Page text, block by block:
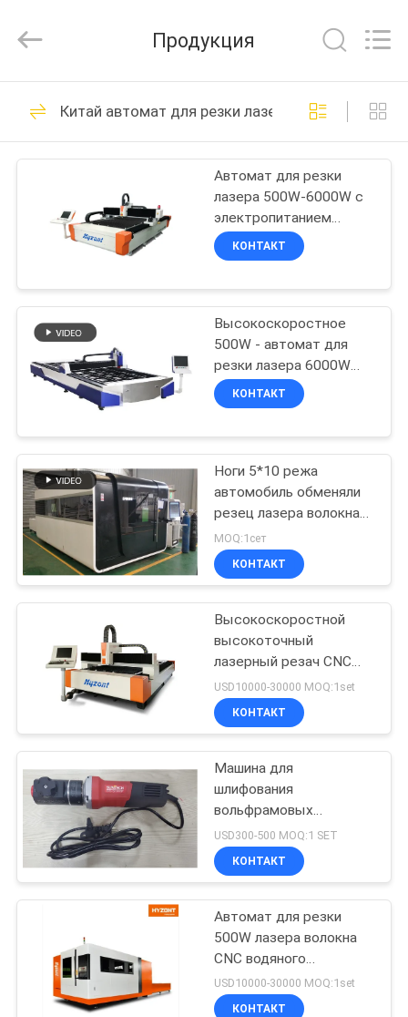
ДОМ
ПРОДУКТЫ
ВИДЕО
НАС
ПУТЕШЕСТВИЕ
ФАБРИКИ
ПРОВЕРКА
КАЧЕСТВА
СПРОСИТЕ
ЦИТАТУ
САЙТА
ПОЛИТИКА
УЕДИНЕНИЯ
Technologies
Co.,Ltd..
Reserved.
Сварочный
вырезывания
19
Орбитальный
сварочный
аппарат
36
Сварочный
аппарат трубы
30
Трубка к
сварочному
аппарату Тубешет
26
Машина для
сварки круглого
шва
21
Продукция
Китай автомат для резки лазера cnc
Автомат для резки
лазера 500W-6000W с
электропитанием
AC380V/50Hz &
повторением ±0.02mm
КОНТАКТ
Высокоскоростное
500W - автомат для
резки лазера 6000W
для ±0.03mm
располагая точность
КОНТАКТ
Ноги 5*10 режа
автомобиль обменяли
резец лазера волокна
КНК 2Кв
MOQ:1сет
КОНТАКТ
Высокоскоростной
высокоточный
лазерный резач CNC
500W - 6000W
USD10000-30000 MOQ:1set
КОНТАКТ
Машина для
шлифования
вольфрамовых
электродов с помощью
лазерной резки с
помощью ЦНС 580 Вт
USD300-500 MOQ:1 SET
КОНТАКТ
Автомат для резки
500W лазера волокна
CNC водяного
охлаждения - ход Y-osи
6000W 1500mm
USD10000-30000 MOQ:1set
КОНТАКТ